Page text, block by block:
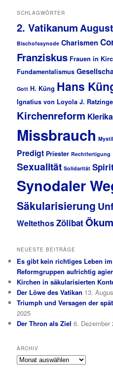
SCHLAGWÖRTER
2. Vatikanum
Bischofssynode Charismen
Franziskus Frauen in
Fundamentalismus
Gott H. Küng Hans
Ignatius von Loyola J.
Kirchenreform
Missbrauch
Predigt Priester Rechtfertigung
Sexualität Solidarität
Synodaler
Säkularisierung
WeltethosZölibat
NEUESTE BEITRÄGE
Es gibt kein richtiges Leben
Reformgruppen aufrichtig
Kirchen in säkularisierten
Der Löwe des Vatikan 13.
Triumph und Versagen der
2025
Der Thron als Ziel 6. Dezember
ARCHIV
Archiv